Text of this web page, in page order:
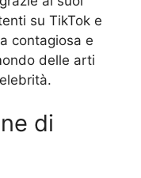
su TikTok e
contagiosa e
delle arti
di